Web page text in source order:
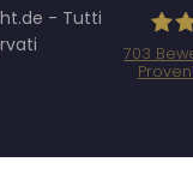
- Tutti
703